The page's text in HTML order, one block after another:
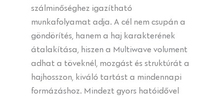
szálminőséghez igazítható
munkafolyamat adja. A cél nem csupán a
göndörítés, hanem a haj karakterének
átalakítása, hiszen a Multiwave volument
adhat a töveknél, mozgást és struktúrát a
hajhosszon, kiváló tartást a mindennapi
formázáshoz. Mindezt gyors hatóidővel